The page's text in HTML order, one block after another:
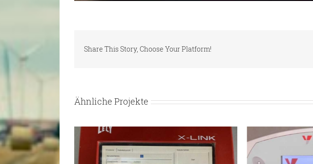
Share This Story, Choose Your Platform!
Ähnliche Projekte